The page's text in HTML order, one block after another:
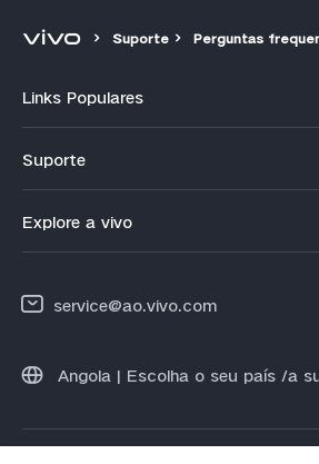
Suporte Perguntas
Links Populares
Y02
Suporte
Autenticação do IMEI
Instruções de garantia
Privacy Statement for Customer
Explore a vivo
Imprensa
Centro de Privacidade da vivo
service@ao.vivo.com
Angola | Escolha o seu país /a